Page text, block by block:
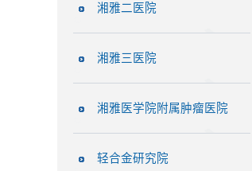
湘雅二医院
湘雅三医院
湘雅医学院附属肿瘤医院
轻合金研究院